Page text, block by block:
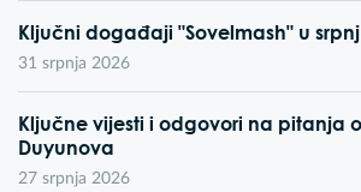
Ključni događaji "Sovelmash" u
31 srpnja 2026
Ključne vijesti i odgovori na pitanja
Duyunova
27 srpnja 2026